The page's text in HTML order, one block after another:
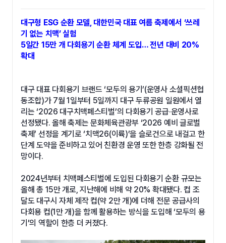
대구형 ESG 순환 모델, 대한민국 대표 여름 축제에서 ‘쓰레
기 없는 치맥’ 실험
5일간 15만 개 다회용기 순환 체계 도입… 전년 대비 20%
확대
대구 대표 다회용기 브랜드 ‘모두의 용기’(운영사 소셜픽션협
동조합)가 7월 1일부터 5일까지 대구 두류공원 일원에서 열
리는 ‘2026 대구치맥페스티벌’의 다회용기 공급·운영사로
선정됐다. 올해 축제는 문화체육관광부 ‘2026 예비 글로벌
축제’ 선정을 계기로 ‘치맥26(이륙)’을 슬로건으로 내걸고 한
단계 도약을 준비하고 있어 친환경 운영 또한 한층 강화될 전
망이다.
2024년부터 치맥페스티벌에 도입된 다회용기 순환 규모는
올해 총 15만 개로, 지난해에 비해 약 20% 확대됐다. 컵 조
달도 대구시 자체 제작 컵(약 2만 개)에 더해 전문 공급사의
다회용 컵(1만 개)을 함께 활용하는 방식을 도입해 ‘모두의 용
기’의 역할이 한층 더 커졌다.